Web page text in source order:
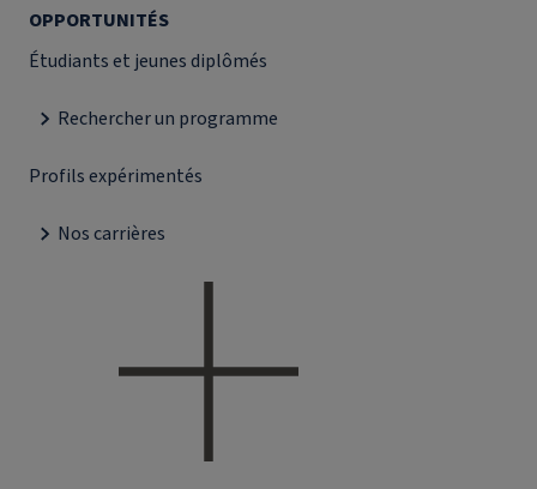
OPPORTUNITÉS
Étudiants et jeunes diplômés
Rechercher un programme
Profils expérimentés
Nos carrières